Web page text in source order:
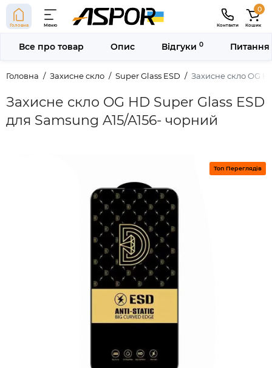
Головна Меню Контакти
0
Кошик
Головна Захисне скло Super Glass ESD Захисне скло OG
Захисне скло OG HD Super Glass ESD
для Samsung A15/A156- чорний
Все про товар Опис Відгуки 0 Питання
Топ Переглядів